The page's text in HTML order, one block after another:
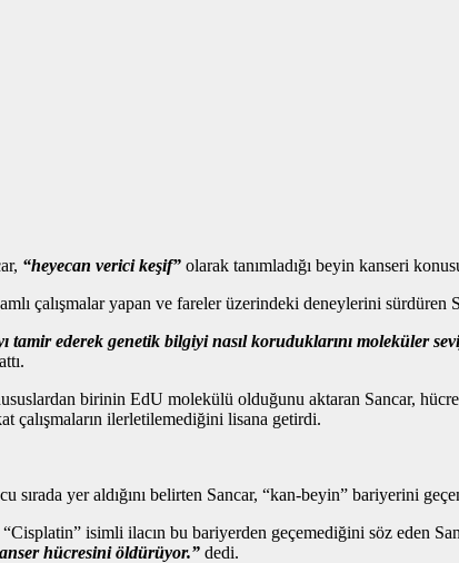
“heyecan verici keşif” olarak tanımladığı beyin kanseri
çalışmalar yapan ve fareler üzerindeki deneylerini
tamir ederek genetik bilgiyi nasıl koruduklarını moleküler
birinin EdU molekülü olduğunu aktaran Sancar,
çalışmaların ilerletilemediğini lisana getirdi.
yer aldığını belirten Sancar, “kan-beyin” bariyerini
isimli ilacın bu bariyerden geçemediğini söz eden
hücresini öldürüyor.” dedi.